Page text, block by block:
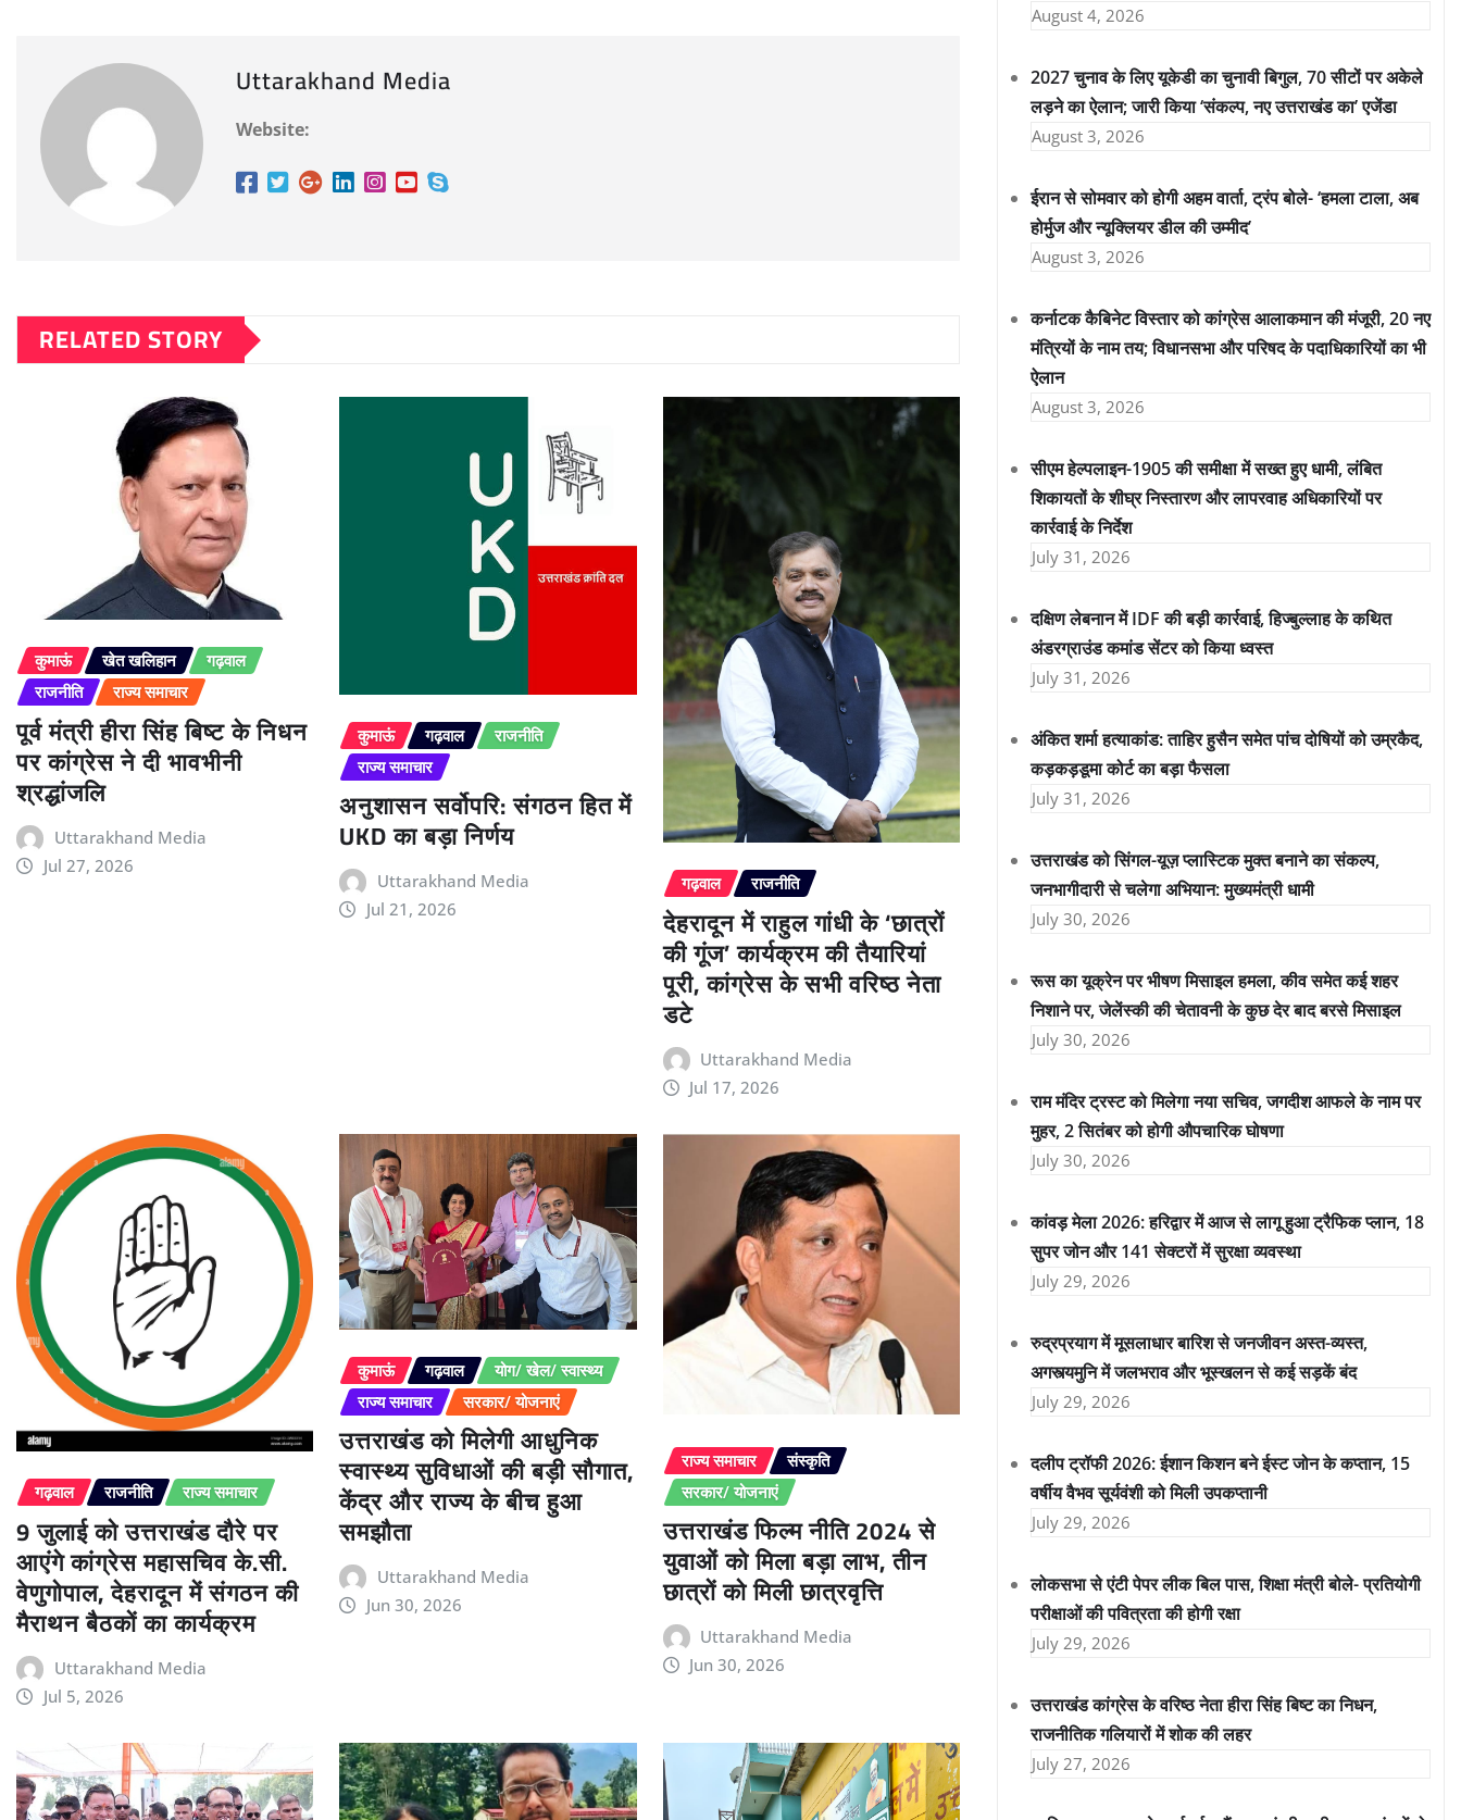
Uttarakhand Media
Website:
RELATED STORY
कुमाऊं खेत खलिहान
गढ़वाल
राजनीति
राज्य समाचार
पूर्व मंत्री हीरा सिंह बिष्ट के निधन
पर कांग्रेस ने दी भावभीनी
श्रद्धांजलि
Uttarakhand Media
Jul 27, 2026
कुमाऊं गढ़वाल
राजनीति
राज्य समाचार
अनुशासन सर्वोपरि: संगठन हित में
UKD का बड़ा निर्णय
Uttarakhand Media
Jul 21, 2026
गढ़वाल राजनीति
देहरादून में राहुल गांधी के ‘छात्रों
की गूंज’ कार्यक्रम की तैयारियां
पूरी, कांग्रेस के सभी वरिष्ठ नेता
डटे
Uttarakhand Media
Jul 17, 2026
गढ़वाल राजनीति राज्य समाचार
9 जुलाई को उत्तराखंड दौरे पर
आएंगे कांग्रेस महासचिव के.सी.
वेणुगोपाल, देहरादून में संगठन की
मैराथन बैठकों का कार्यक्रम
Uttarakhand Media
Jul 5, 2026
कुमाऊं गढ़वाल
योग/ खेल/ स्वास्थ्य
राज्य समाचार
सरकार/ योजनाएं
उत्तराखंड को मिलेगी आधुनिक
स्वास्थ्य सुविधाओं की बड़ी सौगात,
केंद्र और राज्य के बीच हुआ
समझौता
Uttarakhand Media
Jun 30, 2026
राज्य समाचार
संस्कृति
सरकार/ योजनाएं
उत्तराखंड फिल्म नीति 2024 से
युवाओं को मिला बड़ा लाभ, तीन
छात्रों को मिली छात्रवृत्ति
Uttarakhand Media
Jun 30, 2026
August 4, 2026
2027 चुनाव के लिए यूकेडी का चुनावी बिगुल, 70 सीटों पर अकेले
लड़ने का ऐलान; जारी किया ‘संकल्प, नए उत्तराखंड का’ एजेंडा
August 3, 2026
ईरान से सोमवार को होगी अहम वार्ता, ट्रंप बोले- ‘हमला टाला, अब
होर्मुज और न्यूक्लियर डील की उम्मीद’
August 3, 2026
कर्नाटक कैबिनेट विस्तार को कांग्रेस आलाकमान की मंजूरी, 20 नए
मंत्रियों के नाम तय; विधानसभा और परिषद के पदाधिकारियों का भी
ऐलान
August 3, 2026
सीएम हेल्पलाइन-1905 की समीक्षा में सख्त हुए धामी, लंबित
शिकायतों के शीघ्र निस्तारण और लापरवाह अधिकारियों पर
कार्रवाई के निर्देश
July 31, 2026
दक्षिण लेबनान में IDF की बड़ी कार्रवाई, हिज्बुल्लाह के कथित
अंडरग्राउंड कमांड सेंटर को किया ध्वस्त
July 31, 2026
अंकित शर्मा हत्याकांड: ताहिर हुसैन समेत पांच दोषियों को उम्रकैद,
कड़कड़डूमा कोर्ट का बड़ा फैसला
July 31, 2026
उत्तराखंड को सिंगल-यूज़ प्लास्टिक मुक्त बनाने का संकल्प,
जनभागीदारी से चलेगा अभियान: मुख्यमंत्री धामी
July 30, 2026
रूस का यूक्रेन पर भीषण मिसाइल हमला, कीव समेत कई शहर
निशाने पर, जेलेंस्की की चेतावनी के कुछ देर बाद बरसे मिसाइल
July 30, 2026
राम मंदिर ट्रस्ट को मिलेगा नया सचिव, जगदीश आफले के नाम पर
मुहर, 2 सितंबर को होगी औपचारिक घोषणा
July 30, 2026
कांवड़ मेला 2026: हरिद्वार में आज से लागू हुआ ट्रैफिक प्लान, 18
सुपर जोन और 141 सेक्टरों में सुरक्षा व्यवस्था
July 29, 2026
रुद्रप्रयाग में मूसलाधार बारिश से जनजीवन अस्त-व्यस्त,
अगस्त्यमुनि में जलभराव और भूस्खलन से कई सड़कें बंद
July 29, 2026
दलीप ट्रॉफी 2026: ईशान किशन बने ईस्ट जोन के कप्तान, 15
वर्षीय वैभव सूर्यवंशी को मिली उपकप्तानी
July 29, 2026
लोकसभा से एंटी पेपर लीक बिल पास, शिक्षा मंत्री बोले- प्रतियोगी
परीक्षाओं की पवित्रता की होगी रक्षा
July 29, 2026
उत्तराखंड कांग्रेस के वरिष्ठ नेता हीरा सिंह बिष्ट का निधन,
राजनीतिक गलियारों में शोक की लहर
July 27, 2026